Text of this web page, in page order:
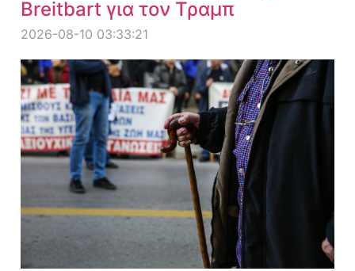
Breitbart για τον Τραμπ
2026-08-10 03:33:21